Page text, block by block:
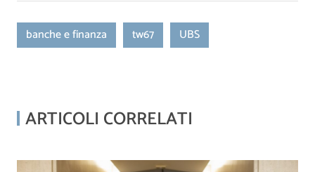
banche e finanza tw67 UBS
ARTICOLI CORRELATI